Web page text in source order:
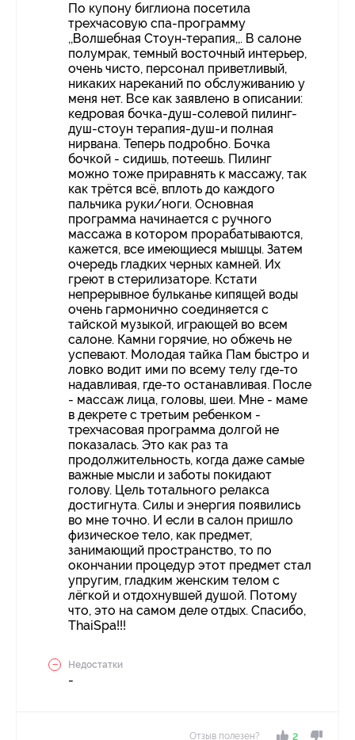
По купону биглиона посетила
трехчасовую спа-программу
,,Волшебная Стоун-терапия,,. В салоне
полумрак, темный восточный интерьер,
очень чисто, персонал приветливый,
никаких нареканий по обслуживанию у
меня нет. Все как заявлено в описании:
кедровая бочка-душ-солевой пилинг-
душ-стоун терапия-душ-и полная
нирвана. Теперь подробно. Бочка
бочкой - сидишь, потеешь. Пилинг
можно тоже приравнять к массажу, так
как трётся всё, вплоть до каждого
пальчика руки/ноги. Основная
программа начинается с ручного
массажа в котором прорабатываются,
кажется, все имеющиеся мышцы. Затем
очередь гладких черных камней. Их
греют в стерилизаторе. Кстати
непрерывное бульканье кипящей воды
очень гармонично соединяется с
тайской музыкой, играющей во всем
салоне. Камни горячие, но обжечь не
успевают. Молодая тайка Пам быстро и
ловко водит ими по всему телу где-то
надавливая, где-то останавливая. После
- массаж лица, головы, шеи. Мне - маме
в декрете с третьим ребенком -
трехчасовая программа долгой не
показалась. Это как раз та
продолжительность, когда даже самые
важные мысли и заботы покидают
голову. Цель тотального релакса
достигнута. Силы и энергия появились
во мне точно. И если в салон пришло
физическое тело, как предмет,
занимающий пространство, то по
окончании процедур этот предмет стал
упругим, гладким женским телом с
лёгкой и отдохнувшей душой. Потому
что, это на самом деле отдых. Спасибо,
ThaiSpa!!!
Недостатки
-
Отзыв полезен? 2